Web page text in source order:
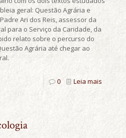
geral: Questão Agrária e
Ari dos Reis, assessor da
para o Serviço da Caridade, da
relato sobre o percurso do
Agrária até chegar ao
0 Leia mais